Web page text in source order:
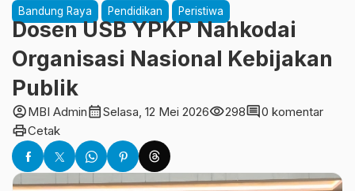
Bandung Raya Pendidikan Peristiwa
Dosen USB YPKP Nahkodai
Organisasi Nasional Kebijakan
Publik
account_circleMBI Admincalendar_monthSelasa, 12 Mei 2026visibility298comment0 komentar
printCetak